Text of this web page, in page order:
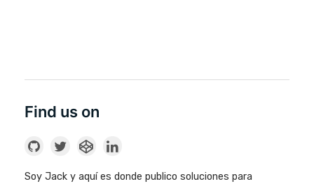
Find us on
Soy Jack y aquí es donde publico soluciones para